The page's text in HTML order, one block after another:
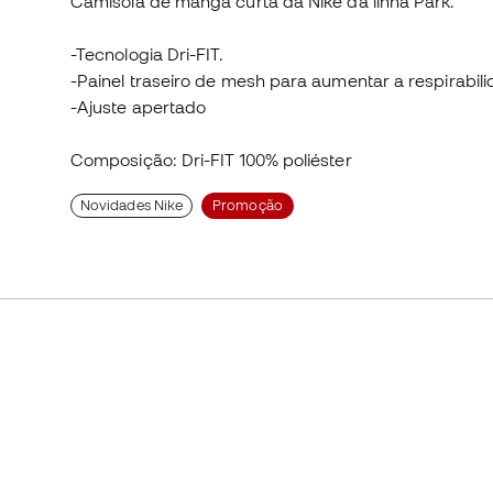
-Tecnologia Dri-FIT.
-Painel traseiro de mesh para aumentar a
-Ajuste apertado
Composição: Dri-FIT 100% poliéster
Novidades Nike Promoção